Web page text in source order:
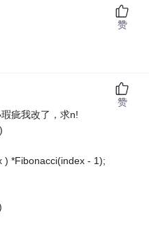
赞
疵我改了，求n!
) *Fibonacci(index - 1);
赞